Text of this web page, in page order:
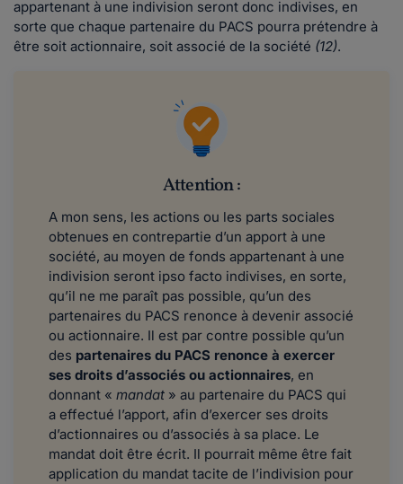
appartenant à une indivision seront donc indivises, en
sorte que chaque partenaire du PACS pourra prétendre à
être soit actionnaire, soit associé de la société (12).
Attention :
A mon sens, les actions ou les parts sociales
obtenues en contrepartie d’un apport à une
société, au moyen de fonds appartenant à une
indivision seront ipso facto indivises, en sorte,
qu’il ne me paraît pas possible, qu’un des
partenaires du PACS renonce à devenir associé
ou actionnaire. Il est par contre possible qu’un
des partenaires du PACS renonce à exercer
ses droits d’associés ou actionnaires, en
donnant « mandat » au partenaire du PACS qui
a effectué l’apport, afin d’exercer ses droits
d’actionnaires ou d’associés à sa place. Le
mandat doit être écrit. Il pourrait même être fait
application du mandat tacite de l’indivision pour